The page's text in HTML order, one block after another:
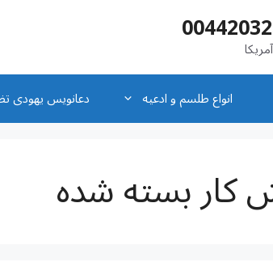
انواع طلسم و ادعیه
دعانویس یهودی
بسته شده